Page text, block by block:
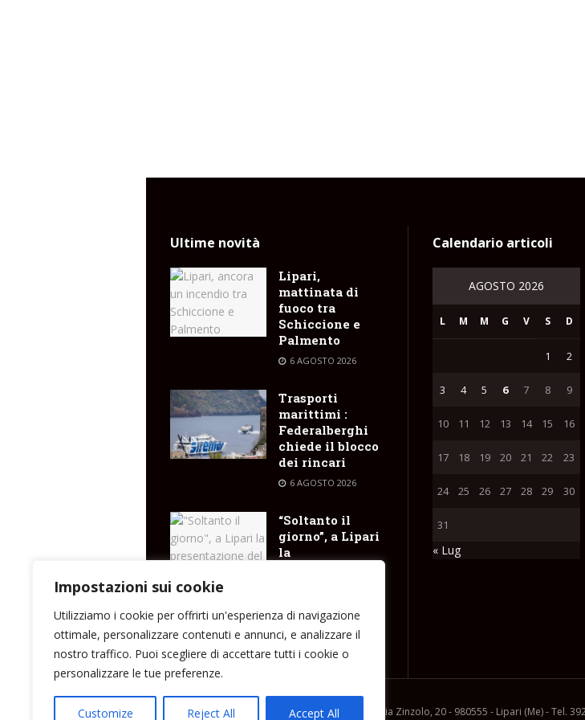
Impostazioni sui cookie
Utilizziamo i cookie per offrirti un'esperienza di navigazione
ottimale, personalizzare contenuti e annunci, e analizzare il
nostro traffico. Puoi scegliere di accettare tutti i cookie o
personalizzare le tue preferenze.
Customize Reject All Accept All
Ultime novità
Lipari,
mattinata di
fuoco tra
Schiccione e
Palmento
6 AGOSTO 2026
Trasporti
marittimi :
Federalberghi
chiede il blocco
dei rincari
6 AGOSTO 2026
“Soltanto il
giorno”, a Lipari
la
6 AGOSTO 2026
Calendario articoli
AGOSTO 2026
L M M G V S D
1 2
3 4 5 6 7 8 9
10 11 12 13 14 15 16
17 18 19 20 21 22 23
24 25 26 27 28 29 30
31
« Lug
Direttore responsabile: Peppe Paino - Eolmedia, via Zinzolo, 20 - 980555 - Lipari (Me) - Tel.